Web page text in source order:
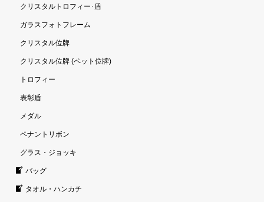
クリスタルトロフィー･盾
ガラスフォトフレーム
クリスタル位牌
クリスタル位牌 (ペット位牌)
トロフィー
表彰盾
メダル
ペナントリボン
グラス・ジョッキ
バッグ
タオル・ハンカチ